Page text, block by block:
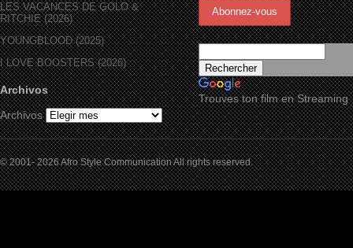
LES VACANCES DE GOLO &
RITCHIE (2026)
YOUNGBLOOD (2025)
I LOVE BOOSTERS (2026)
Archivos
Archivos
Trouves ton film en Streaming
© 2001- 2026 Afro Style Communication All rights reserved.